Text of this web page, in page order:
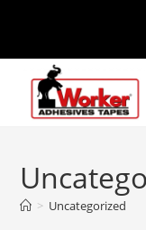
> Uncategorized